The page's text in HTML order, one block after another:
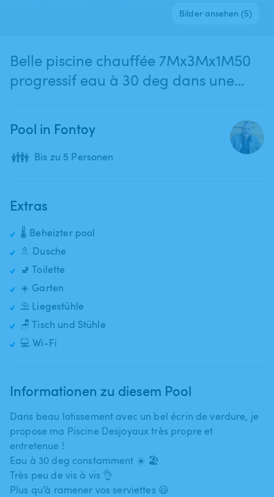
Bilder ansehen (5)
Belle piscine chauffée 7Mx3Mx1M50
progressif eau à 30 deg dans une
Pool in Fontoy
👪 Bis zu 5 Personen
Extras
🌡️ Beheizter pool
🚿 Dusche
🚽 Toilette
☀️ Garten
⛱️ Liegestühle
🪑 Tisch und Stühle
💻 Wi-Fi
Informationen zu diesem Pool
Dans beau lotissement avec un bel écrin de verdure​,​ je
propose ma Piscine Desjoyaux très propre et
entretenue !
Eau à 30 deg constamment ☀️ 🏖️
Très peu de vis à vis 👌
Plus qu’à ramener vos serviettes 😃